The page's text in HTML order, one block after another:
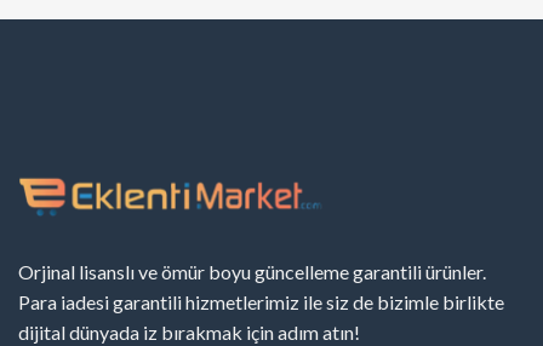
Orjinal lisanslı ve ömür boyu güncelleme garantili ürünler.
Para iadesi garantili hizmetlerimiz ile siz de bizimle birlikte
dijital dünyada iz bırakmak için adım atın!